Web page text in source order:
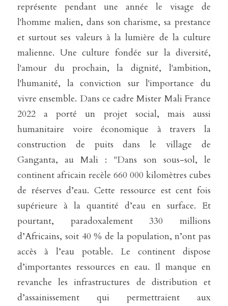
représente pendant une année le visage de
l'homme malien, dans son charisme, sa prestance
et surtout ses valeurs à la lumière de la culture
malienne. Une culture fondée sur la diversité,
l'amour du prochain, la dignité, l'ambition,
l'humanité, la conviction sur l'importance du
vivre ensemble. Dans ce cadre Mister Mali France
2022 a porté un projet social, mais aussi
humanitaire voire économique à travers la
construction de puits dans le village de
Ganganta, au Mali : "Dans son sous-sol, le
continent africain recèle 660 000 kilomètres cubes
de réserves d’eau. Cette ressource est cent fois
supérieure à la quantité d’eau en surface. Et
pourtant, paradoxalement 330 millions
d’Africains, soit 40 % de la population, n’ont pas
accès à l’eau potable. Le continent dispose
d’importantes ressources en eau. Il manque en
revanche les infrastructures de distribution et
d’assainissement qui permettraient aux